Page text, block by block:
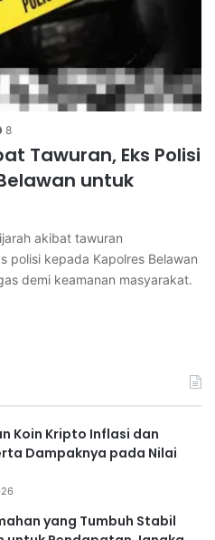
8
Tawuran, Eks Polisi
untuk
akibat tawuran
polisi kepada Kapolres Belawan
demi keamanan masyarakat.
Koin Kripto Inflasi dan
Dampaknya pada Nilai
yang Tumbuh Stabil